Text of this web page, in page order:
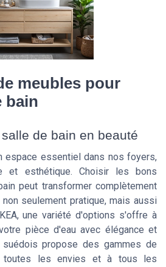
meubles pour
bain
de bain en beauté
espace essentiel dans nos foyers,
et esthétique. Choisir les bons
peut transformer complètement
seulement pratique, mais aussi
une variété d'options s'offre à
pièce d'eau avec élégance et
propose des gammes de
toutes les envies et à tous les